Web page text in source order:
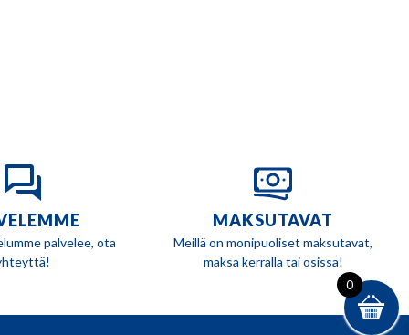
palvelee, ota
MAKSUTAVAT
Meillä on monipuoliset maksutavat,
maksa kerralla tai osissa!
0